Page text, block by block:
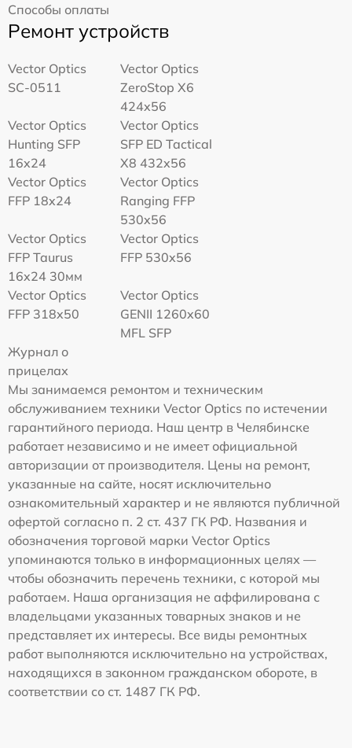
Способы оплаты
Ремонт устройств
Vector Optics
SC-0511
Vector Optics
ZeroStop X6
424x56
Vector Optics
Hunting SFP
16x24
Vector Optics
SFP ED Tactical
X8 432x56
Vector Optics
FFP 18x24
Vector Optics
Ranging FFP
530x56
Vector Optics
FFP Taurus
16x24 30мм
Vector Optics
FFP 530x56
Vector Optics
FFP 318x50
Vector Optics
GENII 1260x60
MFL SFP
Журнал о
прицелах
Мы занимаемся ремонтом и техническим
обслуживанием техники Vector Optics по истечении
гарантийного периода. Наш центр в Челябинске
работает независимо и не имеет официальной
авторизации от производителя. Цены на ремонт,
указанные на сайте, носят исключительно
ознакомительный характер и не являются публичной
офертой согласно п. 2 ст. 437 ГК РФ. Названия и
обозначения торговой марки Vector Optics
упоминаются только в информационных целях —
чтобы обозначить перечень техники, с которой мы
работаем. Наша организация не аффилирована с
владельцами указанных товарных знаков и не
представляет их интересы. Все виды ремонтных
работ выполняются исключительно на устройствах,
находящихся в законном гражданском обороте, в
соответствии со ст. 1487 ГК РФ.